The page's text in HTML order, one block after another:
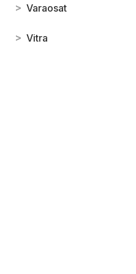
> Varaosat
> Vitra